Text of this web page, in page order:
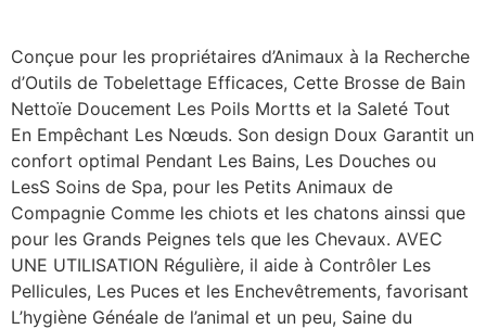
Conçue pour les propriétaires d’Animaux à la Recherche
d’Outils de Tobelettage Efficaces, Cette Brosse de Bain
Nettoïe Doucement Les Poils Mortts et la Saleté Tout
En Empêchant Les Nœuds. Son design Doux Garantit un
confort optimal Pendant Les Bains, Les Douches ou
LesS Soins de Spa, pour les Petits Animaux de
Compagnie Comme les chiots et les chatons ainssi que
pour les Grands Peignes tels que les Chevaux. AVEC
UNE UTILISATION Régulière, il aide à Contrôler Les
Pellicules, Les Puces et les Enchevêtrements, favorisant
L’hygiène Généale de l’animal et un peu, Saine du